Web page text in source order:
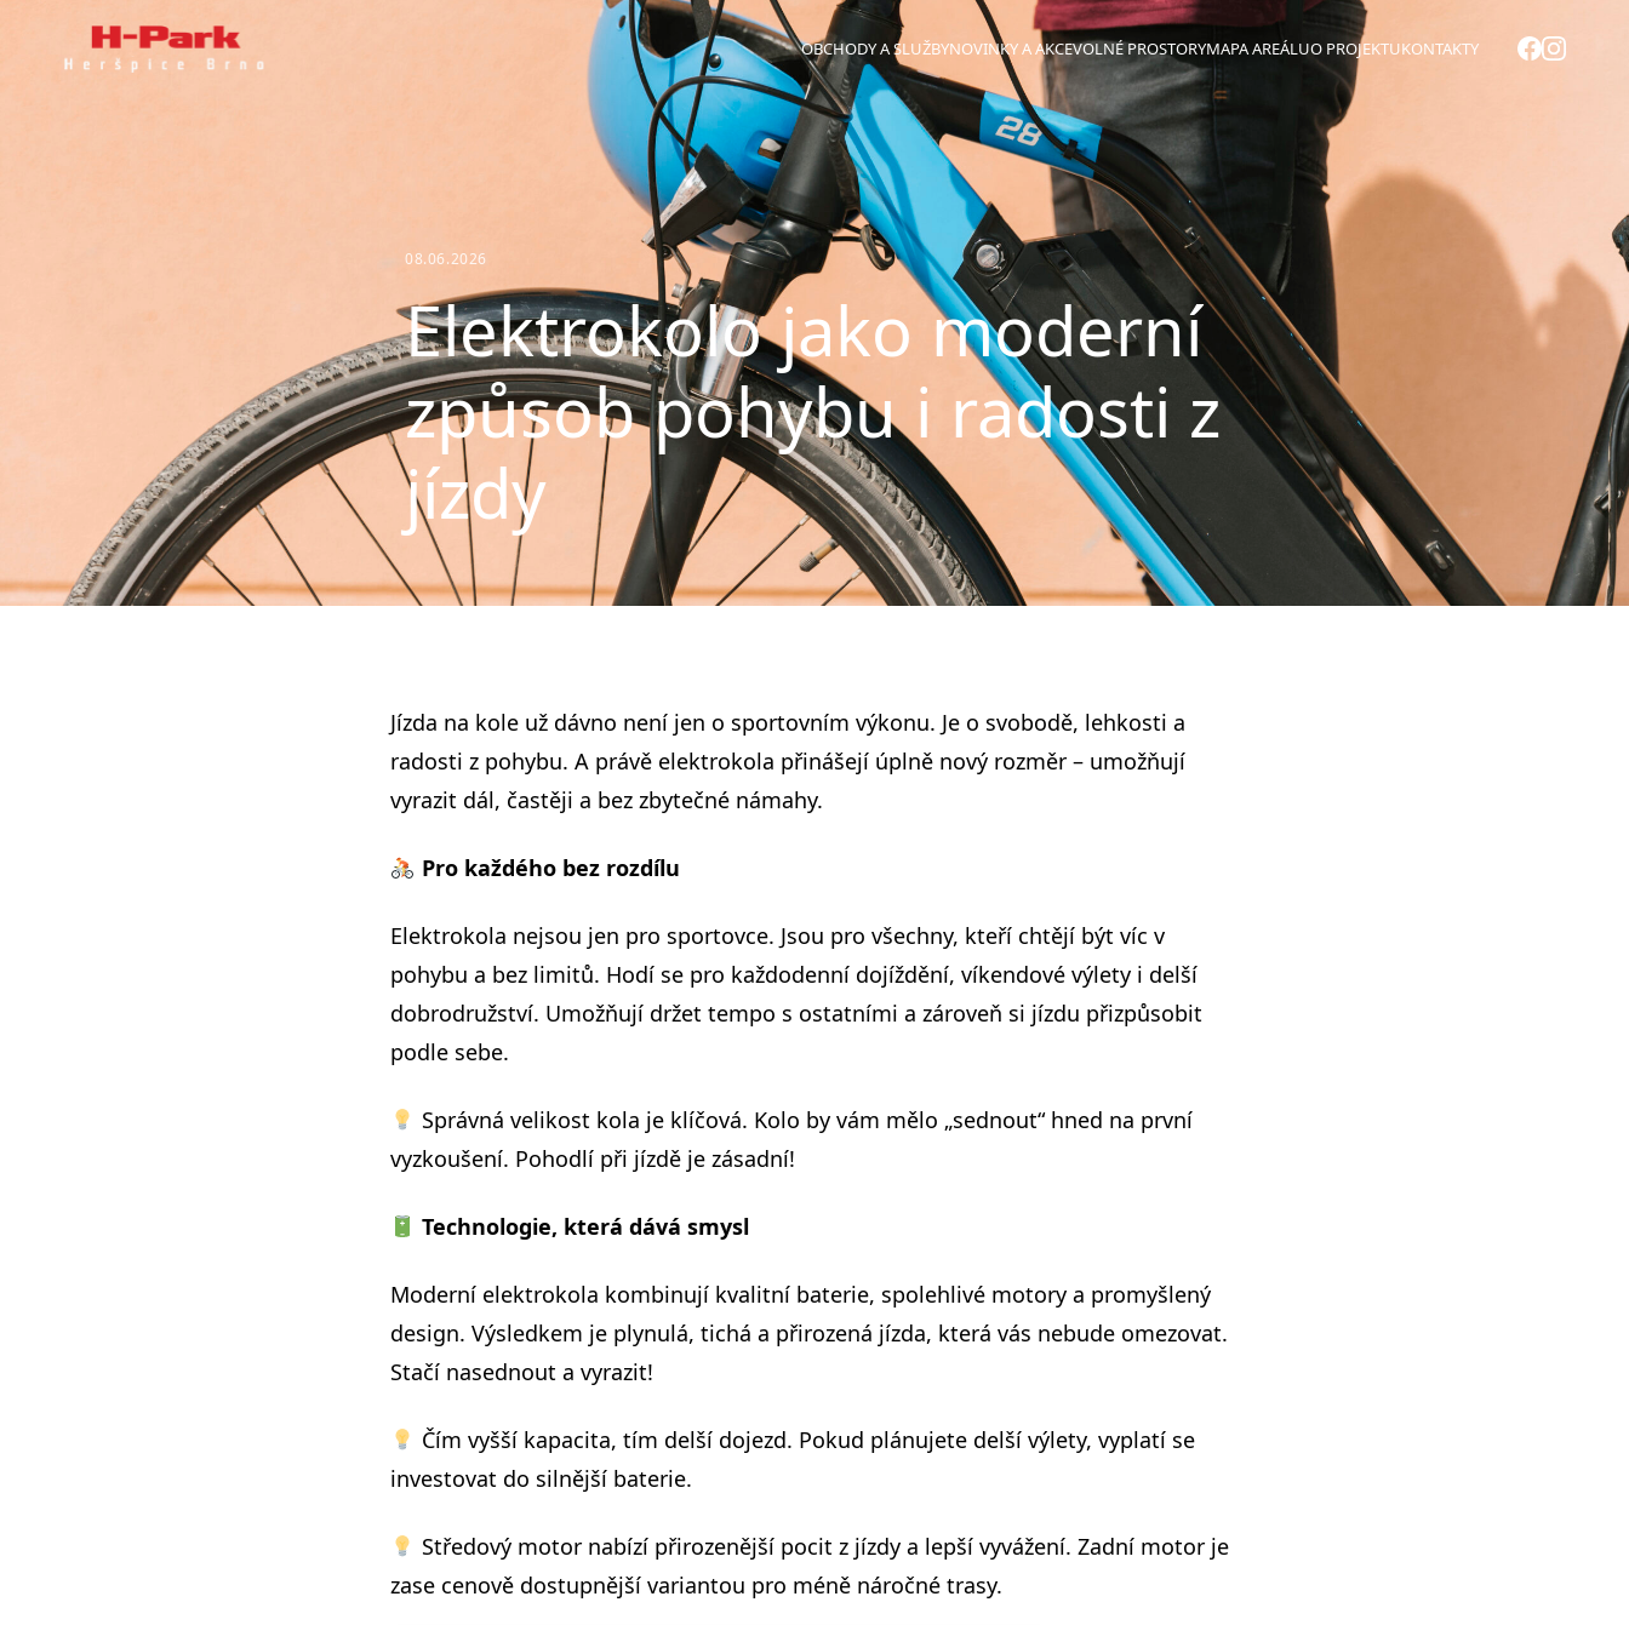
OBCHODY A SLUŽBYNOVINKY A AKCEVOLNÉ PROSTORYMAPA AREÁLUO PROJEKTUKONTAKTY
08.06.2026
Elektrokolo jako moderní
způsob pohybu i radosti z
jízdy
Jízda na kole už dávno není jen o sportovním výkonu. Je o svobodě, lehkosti a
radosti z pohybu. A právě elektrokola přinášejí úplně nový rozměr – umožňují
vyrazit dál, častěji a bez zbytečné námahy.
Pro každého bez rozdílu
Elektrokola nejsou jen pro sportovce. Jsou pro všechny, kteří chtějí být víc v
pohybu a bez limitů. Hodí se pro každodenní dojíždění, víkendové výlety i delší
dobrodružství. Umožňují držet tempo s ostatními a zároveň si jízdu přizpůsobit
podle sebe.
Správná velikost kola je klíčová. Kolo by vám mělo „sednout“ hned na první
vyzkoušení. Pohodlí při jízdě je zásadní!
Technologie, která dává smysl
Moderní elektrokola kombinují kvalitní baterie, spolehlivé motory a promyšlený
design. Výsledkem je plynulá, tichá a přirozená jízda, která vás nebude omezovat.
Stačí nasednout a vyrazit!
Čím vyšší kapacita, tím delší dojezd. Pokud plánujete delší výlety, vyplatí se
investovat do silnější baterie.
Středový motor nabízí přirozenější pocit z jízdy a lepší vyvážení. Zadní motor je
zase cenově dostupnější variantou pro méně náročné trasy.